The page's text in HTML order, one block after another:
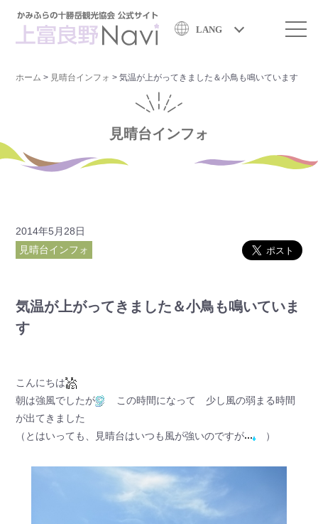
LANG
ホーム > 見晴台インフォ >気温が上がってきました＆小鳥も鳴いています
見晴台インフォ
2014年5月28日
見晴台インフォ
気温が上がってきました＆小鳥も鳴いていま
す
こんにちは
朝は強風でしたが
この時間になって 少し風の弱まる時間
が出てきました
（とはいっても、見晴台はいつも風が強いのですが
）